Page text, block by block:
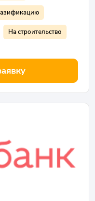
На строительство